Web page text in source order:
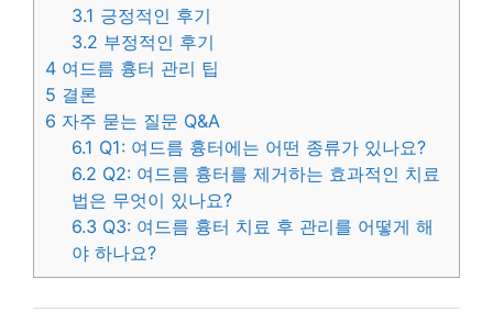
3.1 긍정적인 후기
3.2 부정적인 후기
4 여드름 흉터 관리 팁
5 결론
6 자주 묻는 질문 Q&A
6.1 Q1: 여드름 흉터에는 어떤 종류가 있나요?
6.2 Q2: 여드름 흉터를 제거하는 효과적인 치료
법은 무엇이 있나요?
6.3 Q3: 여드름 흉터 치료 후 관리를 어떻게 해
야 하나요?